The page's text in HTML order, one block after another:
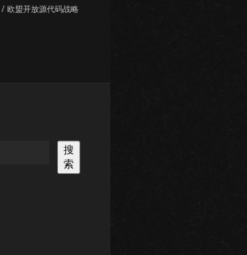
/ 欧盟开放源代码战略
搜
索